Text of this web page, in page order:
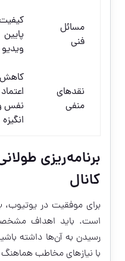
مسائل
فنی
پایین
ویدیو
نقدهای
منفی
کاهش
نفس
انگیزه
برنامه‌ریزی
کانال
برای موفقیت در یوتیوب،
است. باید اهداف
رسیدن به آن‌ها داشته
با نیازهای مخاطب هماهنگ